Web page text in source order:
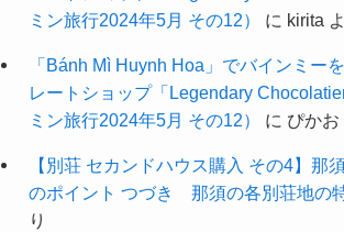
ミン旅行2024年5月 その12）
に kirita
「Bánh Mì Huynh Hoa」でバインミー
レートショップ「Legendary
ミン旅行2024年5月 その12）
に ぴかお
【別荘 セカンドハウス購入 その4】那
のポイント つづき 那須の各別荘地の
り